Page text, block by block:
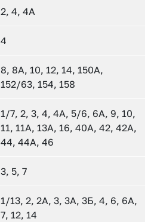
2, 4, 4А
4
8, 8А, 10, 12, 14, 150А,
152/63, 154, 158
1/7, 2, 3, 4, 4А, 5/6, 6А, 9, 10,
11, 11А, 13А, 16, 40А, 42, 42А,
44, 44А, 46
3, 5, 7
1/13, 2, 2А, 3, 3А, 3Б, 4, 6, 6А,
7, 12, 14